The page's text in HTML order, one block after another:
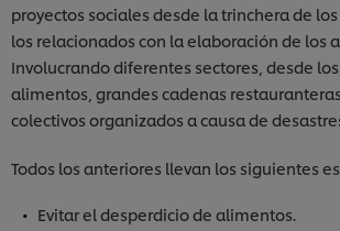
proyectos sociales desde la trinchera de
los relacionados con la elaboración de los
Involucrando diferentes sectores, desde
alimentos, grandes cadenas
colectivos organizados a causa de
Todos los anteriores llevan los siguientes
Evitar el desperdicio de alimentos.